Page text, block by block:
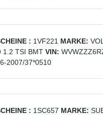
: 1VF221 MARKE:
1.2 TSI BMT VIN:
2007/37*0510
: 1SC657 MARKE: